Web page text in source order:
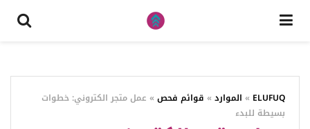
ELUFUQ
» الموارد » قوائم فحص » عمل متجر الكتروني: خطوات
بسيطة للبدء